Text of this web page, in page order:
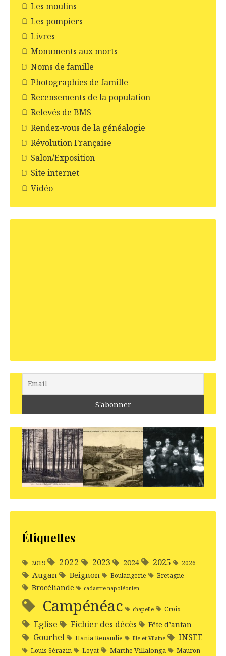
Les moulins
Les pompiers
Livres
Monuments aux morts
Noms de famille
Photographies de famille
Recensements de la population
Relevés de BMS
Rendez-vous de la généalogie
Révolution Française
Salon/Exposition
Site internet
Vidéo
Étiquettes
2019 2022 2023 2024 2025 2026
Augan Beignon Boulangerie Bretagne
Brocéliande cadastre napoléonien
Campénéac chapelle Croix
Eglise Fichier des décès Fête d’antan
Gourhel Hania Renaudie Ille-et-Vilaine INSEE
Louis Sérazin Loyat Marthe Villalonga Mauron